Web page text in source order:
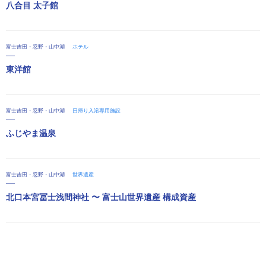
八合目 太子館
富士吉田・忍野・山中湖 ホテル
東洋館
富士吉田・忍野・山中湖 日帰り入浴専用施設
ふじやま温泉
富士吉田・忍野・山中湖 世界遺産
北口本宮冨士浅間神社 〜 富士山世界遺産 構成資産